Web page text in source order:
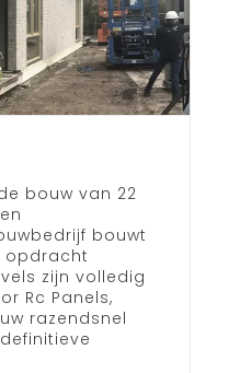
bouw van 22
bouwt
opdracht
zijn volledig
Rc Panels,
razendsnel